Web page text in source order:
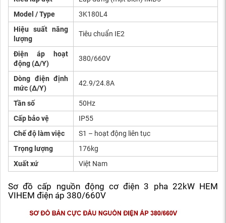
Model / Type
3K180L4
Hiệu suất năng
lượng
Tiêu chuẩn IE2
Điện áp hoạt
động (Δ/Y)
380/660V
Dòng điện định
mức (Δ/Y)
42.9/24.8A
Tần số
50Hz
Cấp bảo vệ
IP55
Chế độ làm việc
S1 – hoạt động liên tục
Trọng lượng
176kg
Xuất xứ
Việt Nam
Sơ đồ cấp nguồn động cơ điện 3 pha 22kW HEM
VIHEM điện áp 380/660V